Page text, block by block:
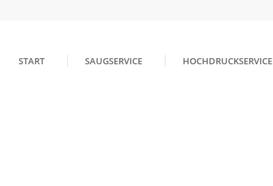
START SAUGSERVICE HOCHDRUCKSERVICE